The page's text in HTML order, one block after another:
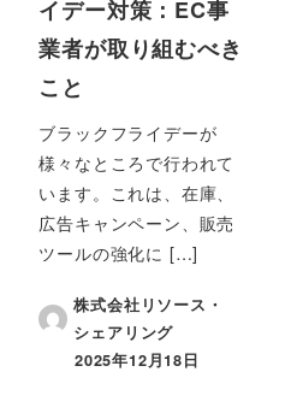
イデー対策：EC事
業者が取り組むべき
こと
ブラックフライデーが
様々なところで行われて
います。これは、在庫、
広告キャンペーン、販売
ツールの強化に […]
株式会社リソース・
シェアリング
投稿日
2025年12月18日